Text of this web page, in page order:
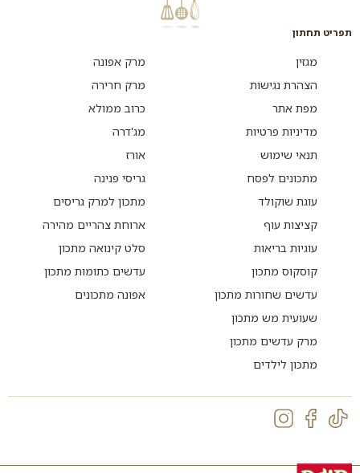
תפריט תחתון
מגזין
הצהרת נגישות
מפת אתר
מדיניות פרטיות
תנאי שימוש
מתכונים לפסח
עוגת שוקולד
קציצות עוף
עוגיות בריאות
קוסקוס מתכון
עדשים שחורות מתכון
שעועית מש מתכון
מרק עדשים מתכון
מתכון לילדים
מרק אפונה
מרק חרירה
כרוב ממולא
מג'דרה
אורז
גריסי פנינה
מתכון למרק גריסים
ארוחת צהריים מהירה
סלט קינואה מתכון
עדשים כתומות מתכון
אפונה מתכונים